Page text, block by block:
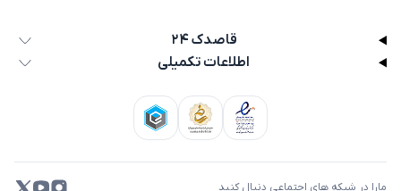
قاصدک ۲۴
اطلاعات تکمیلی
مارا در شبکه های اجتماعی دنبال کنید